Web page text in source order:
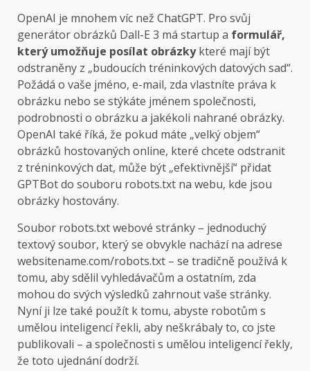
OpenAI je mnohem víc než ChatGPT. Pro svůj
generátor obrázků Dall-E 3 má startup a formulář,
který umožňuje posílat obrázkykteré mají být
odstraněny z „budoucích tréninkových datových sad“.
Požádá o vaše jméno, e-mail, zda vlastníte práva k
obrázku nebo se stýkáte jménem společnosti,
podrobnosti o obrázku a jakékoli nahrané obrázky.
OpenAI také říká, že pokud máte „velký objem“
obrázků hostovaných online, které chcete odstranit
z tréninkových dat, může být „efektivnější“ přidat
GPTBot do souboru robots.txt na webu, kde jsou
obrázky hostovány.
Soubor robots.txt webové stránky – jednoduchý
textový soubor, který se obvykle nachází na adrese
websitename.com/robots.txt – se tradičně používá k
tomu, aby sdělil vyhledávačům a ostatním, zda
mohou do svých výsledků zahrnout vaše stránky.
Nyní ji lze také použít k tomu, abyste robotům s
umělou inteligencí řekli, aby neškrábaly to, co jste
publikovali – a společnosti s umělou inteligencí řekly,
že toto ujednání dodrží.